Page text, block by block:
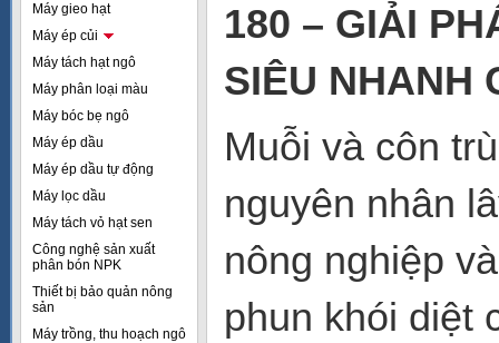
Máy gieo hạt
Máy ép củi
Máy tách hạt ngô
Máy phân loại màu
Máy bóc bẹ ngô
Máy ép dầu
Máy ép dầu tự động
Máy lọc dầu
Máy tách vỏ hạt sen
Công nghệ sản xuất
phân bón NPK
Thiết bị bảo quản nông
sản
Máy trồng, thu hoạch ngô
180 – GIẢI
SIÊU NHANH
Muỗi và côn
nguyên nhân
nông nghiệp
phun khói diệt